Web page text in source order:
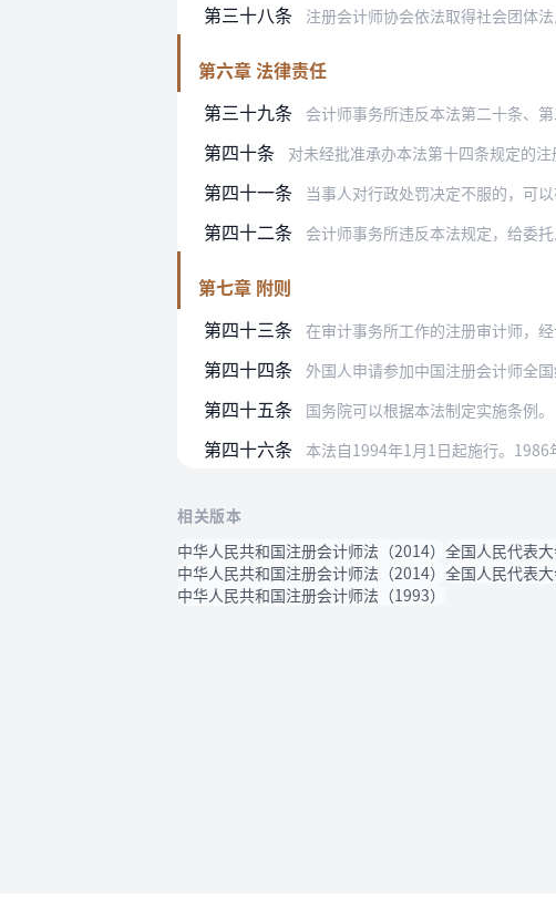
第三十八条 注册会计师协会依法取得社会团体法
第六章 法律责任
第三十九条
会计师事务所违反本法第二十条、第二十一条
第四十条 对未经批准承办本法第十四条规定的注册会计
第四十一条 当事人对行政处罚决定不服的，可以在接到处
第四十二条 会计师事务所违反本法规定，给委
第七章 附则
第四十三条
在审计事务所工作的注册审计师，经认
第四十四条 外国人申请参加中国注册会计师全国统一考试
第四十五条 国务院可以根据本法制定实施条例。
第四十六条 本法自1994年1月1日起施行。1986
相关版本
中华人民共和国注册会计师法（2014） 全国人民代表
中华人民共和国注册会计师法（2014） 全国人民代表
中华人民共和国注册会计师法（1993）